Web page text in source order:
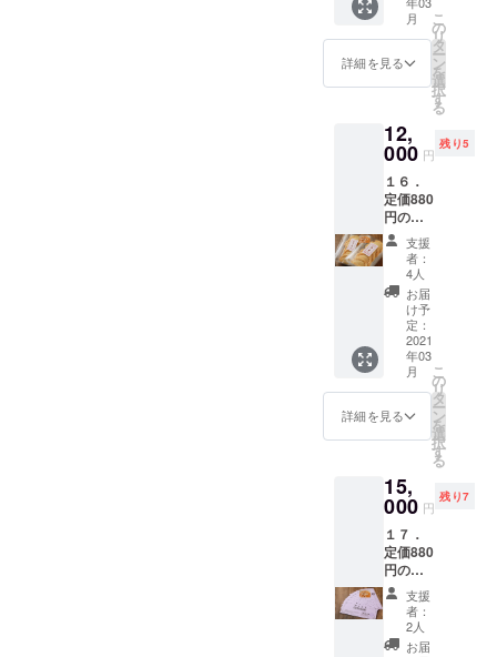
して楽しく
過ぎしまし
た。帰国
後、その三
験を一冊の
本にまとめ
出版しまし
た。趣味は
サッカー観
戦、映画鑑
2018年の
ワールド
カップロシ
ア大会のと
きには、モ
ラードで現
観戦しまし
とにな
ルト引
換券」
をお送
りしま
トルト
そのも
のは完
成次
第、
「レト
ルト引
換券番
号」に
則して
順次お
手元に
お送り
するこ
す。
所、
メール
スを必
ず明記
ロジェ
クト終
手元に
「レト
ルト引
換券」
と商品
をお送
りしま
す。ま
た、レ
トルト
そのも
のは完
第、
「レト
号」に
則して
順次お
手元に
お送り
するこ
とにな
りま
す。
しても
楽しめ
ます。
本１冊
フのレ
トルト
（有効
期限：
2021年
6月30
日、引
換番号
付き）
２枚と
キエ
フ・ド
リンク
券1枚
期限：
2021年
お送り
しま
ロジェ
クト終
了２ヶ
月後、
レトル
トは出
来上が
内容：
オリジ
ナルマ
ト
（ピン
ク）１
枚、ロ
シアン
ティー
に欠か
せない
ブルガ
リア産
バラ
ジャム
１個と
ビーフ
ストロ
ガノフ
のレト
ルト引
月30
日、引
付き）
３枚と
「ビー
ル共通
券《缶
350㎖ 2
缶》」
１個＋
オリジ
ナルマ
ト
リョー
シカ手
（ブ
ルー）
１枚＋
ビール
共通券
《缶350
㎖ 2
缶》」
（有効
期限：
2021年
8月15
日）1枚
内容：
オリジ
ナルマ
ト
（ブ
ルー）
１枚、
ロシア
ン
ティー
に欠か
せない
ブルガ
リア産
月
詳細を見る
こ
の
リ
タ
ー
ン
を
選
択
す
る
12,
000 円
残り5
１６．
定価880
円のレ
トルト
引換券
３枚＋
冷凍ピ
ロシキ
セット
２セッ
ト（５
個入りx
２）＋
冷凍ピ
ロシキ
《期間
レー
味》（3
個入
り） 内
容：特
製の冷
凍ピロ
シキ２
セット
（５個
支援
者：
4人
お届
け予
定：
2021
年03
月
詳細を見る
こ
の
リ
タ
ー
ン
を
選
択
す
る
15,
000 円
残り7
１７．
定価880
円のレ
トルト
引換券
５枚＋
レスト
支援
者：
2人
お届